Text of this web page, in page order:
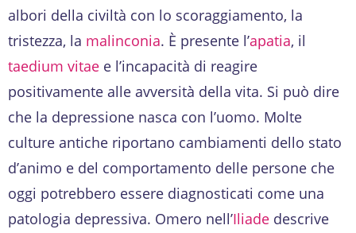
albori della civiltà con lo scoraggiamento, la
tristezza, la malinconia. È presente l’apatia, il
taedium vitae e l’incapacità di reagire
positivamente alle avversità della vita. Si può dire
che la depressione nasca con l’uomo. Molte
culture antiche riportano cambiamenti dello stato
d’animo e del comportamento delle persone che
oggi potrebbero essere diagnosticati come una
patologia depressiva. Omero nell’Iliade descrive